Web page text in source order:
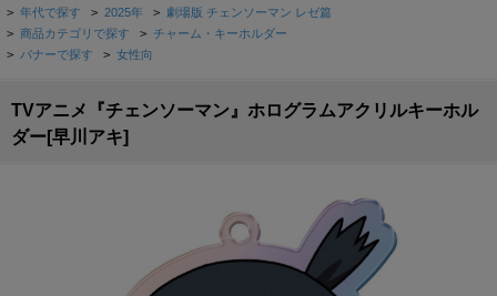
> 年代で探す > 2025年 > 劇場版 チェンソーマン レゼ篇
> 商品カテゴリで探す > チャーム・キーホルダー
> バナーで探す > 女性向
TVアニメ『チェンソーマン』ホログラムアクリルキーホル
ダー[早川アキ]